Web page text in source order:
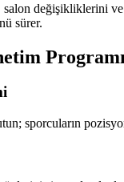
değişikliklerini
sürer.
Programı
sporcuların